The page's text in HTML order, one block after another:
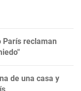
París reclaman
de una casa y